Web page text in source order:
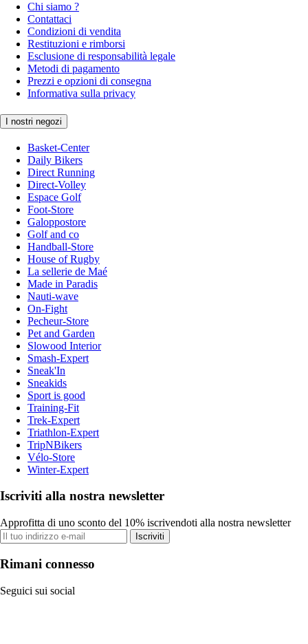
Chi siamo ?
Contattaci
Condizioni di vendita
Restituzioni e rimborsi
Esclusione di responsabilità legale
Metodi di pagamento
Prezzi e opzioni di consegna
Informativa sulla privacy
I nostri negozi
Basket-Center
Daily Bikers
Direct Running
Direct-Volley
Espace Golf
Foot-Store
Galoppostore
Golf and co
Handball-Store
House of Rugby
La sellerie de Maé
Made in Paradis
Nauti-wave
On-Fight
Pecheur-Store
Pet and Garden
Slowood Interior
Smash-Expert
Sneak'In
Sneakids
Sport is good
Training-Fit
Trek-Expert
Triathlon-Expert
TripNBikers
Vélo-Store
Winter-Expert
Iscriviti alla nostra newsletter
Approfitta di uno sconto del 10% iscrivendoti alla nostra newsletter
Iscriviti
Rimani connesso
Seguici sui social